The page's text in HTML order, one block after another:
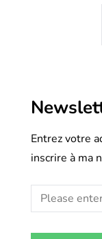
Entrez votre
inscrire à ma